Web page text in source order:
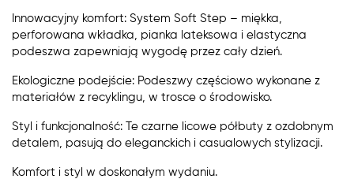
Innowacyjny komfort: System Soft Step – miękka,
perforowana wkładka, pianka lateksowa i elastyczna
podeszwa zapewniają wygodę przez cały dzień.
Ekologiczne podejście: Podeszwy częściowo wykonane z
materiałów z recyklingu, w trosce o środowisko.
Styl i funkcjonalność: Te czarne licowe półbuty z ozdobnym
detalem, pasują do eleganckich i casualowych stylizacji.
Komfort i styl w doskonałym wydaniu.